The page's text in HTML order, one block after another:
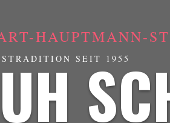
HAUPTMANN-
SEIT 1955